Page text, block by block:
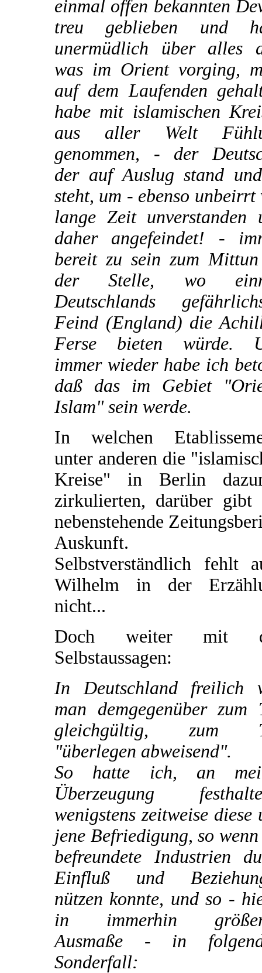
einmal offen bekannten
treu geblieben und
unermüdlich über alles
was im Orient vorging,
auf dem Laufenden
habe mit islamischen
aus aller Welt
genommen, - der
der auf Auslug stand
steht, um - ebenso unbeirrt
lange Zeit unverstanden
daher angefeindet! -
bereit zu sein zum
der Stelle, wo
Deutschlands
Feind (England) die
Ferse bieten würde.
immer wieder habe ich
daß das im Gebiet
Islam" sein werde.
In welchen
unter anderen die
Kreise" in Berlin
zirkulierten, darüber gibt
nebenstehende
Auskunft.
Selbstverständlich fehlt
Wilhelm in der
nicht...
Doch weiter mit
Selbstaussagen:
In Deutschland freilich
man demgegenüber zum
gleichgültig, zum
"überlegen abweisend".
So hatte ich, an
Überzeugung
wenigstens zeitweise diese
jene Befriedigung, so
befreundete Industrien
Einfluß und
nützen konnte, und so -
in immerhin
Ausmaße - in
Sonderfall: